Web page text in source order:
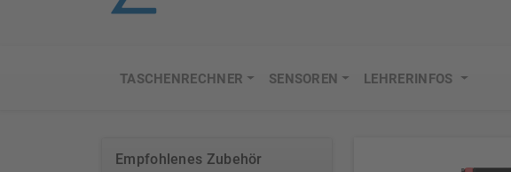
TASCHENRECHNER SENSOREN LEHRERINFOS
Empfohlenes Zubehör